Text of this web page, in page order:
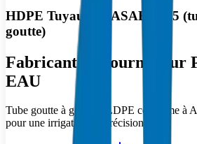
HDPE Tuyaux — ASAE S435
goutte)
Fabricant & Fournisseur
EAU
Tube goutte à goutte LLDPE conforme à
pour une irrigation de précision.